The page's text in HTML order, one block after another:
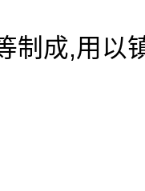
制成,用以